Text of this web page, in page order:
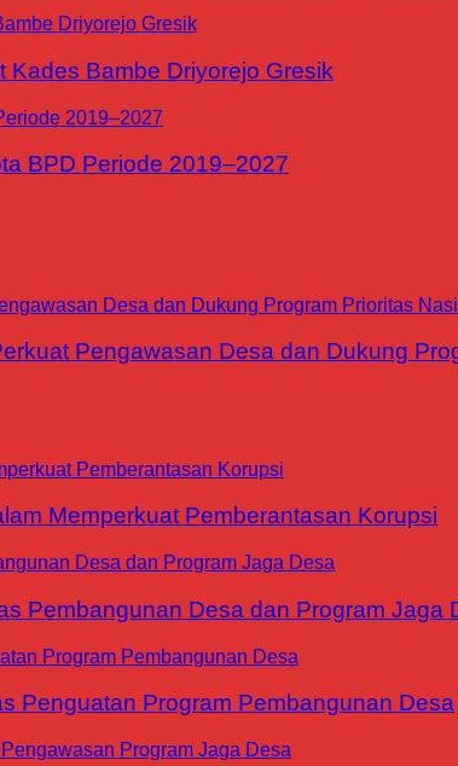
Bambe Driyorejo Gresik
BPD Periode 2019–2027
Pengawasan Desa dan Dukung
Memperkuat Pemberantasan Korupsi
Pembangunan Desa dan Program Jaga
Penguatan Program Pembangunan Desa